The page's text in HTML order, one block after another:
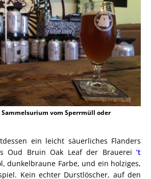
vom Sperrmüll oder
ein leicht säuerliches Flanders
Oud Bruin Oak Leaf der Brauerei ’t
dunkelbraune Farbe, und ein holziges,
Kein echter Durstlöscher, auf den